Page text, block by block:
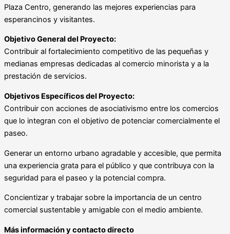
Plaza Centro, generando las mejores experiencias para
esperancinos y visitantes.
Objetivo General del Proyecto:
Contribuir al fortalecimiento competitivo de las pequeñas y
medianas empresas dedicadas al comercio minorista y a la
prestación de servicios.
Objetivos Específicos del Proyecto:
Contribuir con acciones de asociativismo entre los comercios
que lo integran con el objetivo de potenciar comercialmente el
paseo.
Generar un entorno urbano agradable y accesible, que permita
una experiencia grata para el público y que contribuya con la
seguridad para el paseo y la potencial compra.
Concientizar y trabajar sobre la importancia de un centro
comercial sustentable y amigable con el medio ambiente.
Más información y contacto directo